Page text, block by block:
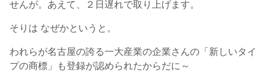
せんが。あえて、２日遅れで取り上げます。
そりは なぜかというと。
われらが名古屋の誇る一大産業の企業さんの「新しいタイ
プの商標」も登録が認められたからだに～